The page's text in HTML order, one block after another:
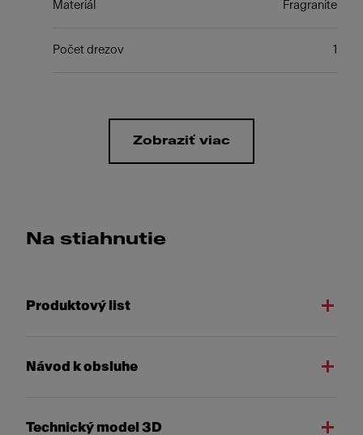
Materiál Fragranite
Počet drezov 1
Zobraziť viac
Na stiahnutie
Produktový list
Návod k obsluhe
Technický model 3D